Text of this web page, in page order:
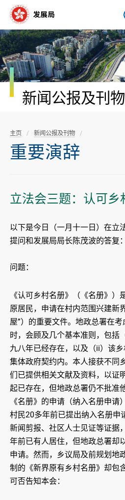
容
开
始
新闻公报及刊物
主页 新闻公报及刊物
重要演辞
立法会三题：认可乡
以下是今日（一月十一日）在立
提问和发展局局长陈茂波的答复：
问题：
《认可乡村名册》（《名册》）
原居民，申请在村内范围兴建新
屋”）的重要文件。地政总署在
时，会顾及几个基本准则，包括
九八年已经存在，以及（ii）该
集体政府契约内。本人接获不同
们已提供相关文献及资料，以证
起已存在，但地政总署仍不批准
《名册》的申请（纳入名册申请
村民20多年前已提出纳入名册申
新闻剪报、社区人士见证等证据
年前已有人居住，但地政总署却
申请。然而，乡议局及前规划地
制的《新界原有乡村名册》却包
可否告知本会：